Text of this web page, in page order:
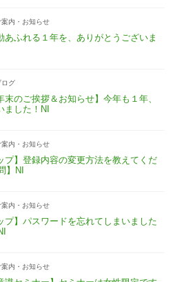
案内・お知らせ
あふれる１年を、ありがとうございま
ログ
末のご挨拶＆お知らせ】今年も１年、
ました！NI
案内・お知らせ
プ】登録内容の変更方法を教えてくだ
】NI
案内・お知らせ
プ】パスワードを忘れてしまいました
案内・お知らせ